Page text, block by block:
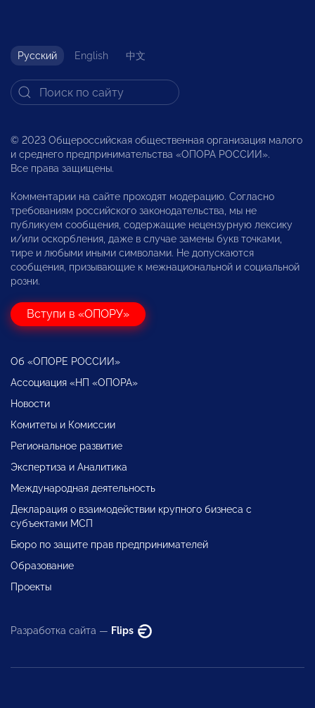
Русский English 中文
© 2023 Общероссийская общественная организация малого
и среднего предпринимательства «ОПОРА РОССИИ».
Все права защищены.
Комментарии на сайте проходят модерацию. Согласно
требованиям российского законодательства, мы не
публикуем сообщения, содержащие нецензурную лексику
и/или оскорбления, даже в случае замены букв точками,
тире и любыми иными символами. Не допускаются
сообщения, призывающие к межнациональной и социальной
розни.
Вступи в «ОПОРУ»
Об «ОПОРЕ РОССИИ»
Ассоциация «НП «ОПОРА»
Новости
Комитеты и Комиссии
Региональное развитие
Экспертиза и Аналитика
Международная деятельность
Декларация о взаимодействии крупного бизнеса с
субъектами МСП
Бюро по защите прав предпринимателей
Образование
Проекты
Разработка сайта — Flips